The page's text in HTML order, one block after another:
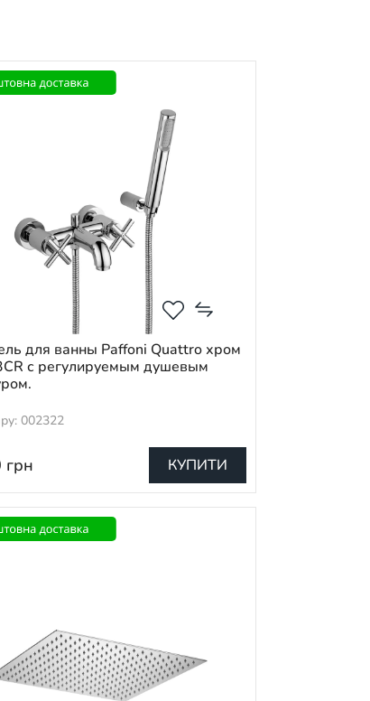
для ванны Paffoni Quattro хром
с регулируемым душевым
002322
грн КУПИТИ